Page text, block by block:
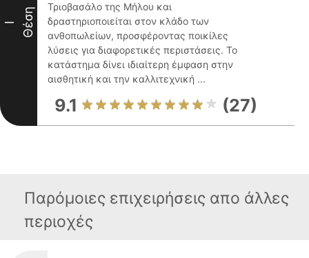
I Θέση
Τριοβασάλο της Μήλου και
δραστηριοποιείται στον κλάδο των
ανθοπωλείων, προσφέροντας ποικίλες
λύσεις για διαφορετικές περιστάσεις. Το
κατάστημα δίνει ιδιαίτερη έμφαση στην
αισθητική και την καλλιτεχνική ...
9.1 (27)
Παρόμοιες επιχειρήσεις απο άλλες
περιοχές